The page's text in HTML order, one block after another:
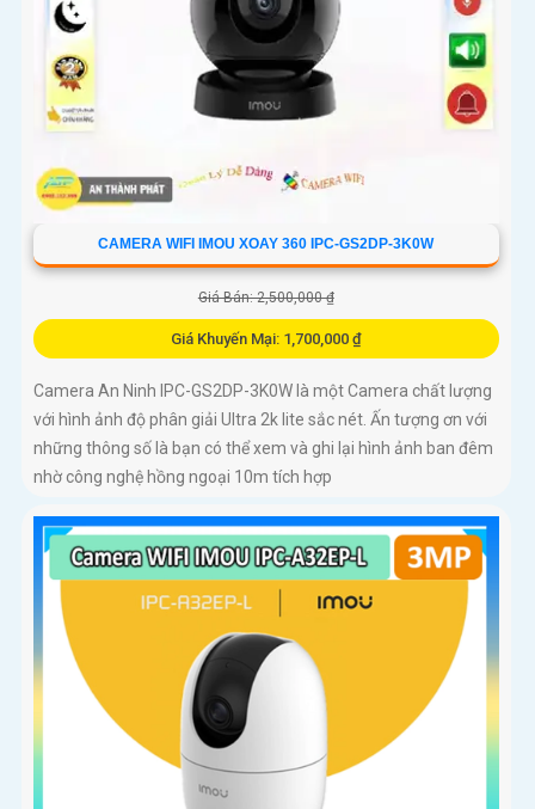
CAMERA WIFI IMOU XOAY 360 IPC-GS2DP-3K0W
Giá Bán: 2,500,000 ₫
Giá Khuyến Mại: 1,700,000 ₫
Camera An Ninh IPC-GS2DP-3K0W là một Camera chất lượng
với hình ảnh độ phân giải Ultra 2k lite sắc nét. Ấn tượng ơn với
những thông số là bạn có thể xem và ghi lại hình ảnh ban đêm
nhờ công nghệ hồng ngoại 10m tích hợp